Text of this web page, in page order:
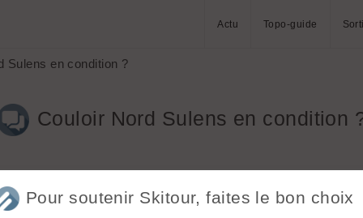
Actu Topo-guide
Sulens en condition ?
Couloir Nord Sulens en condition
Pour soutenir Skitour, faites le bon choix